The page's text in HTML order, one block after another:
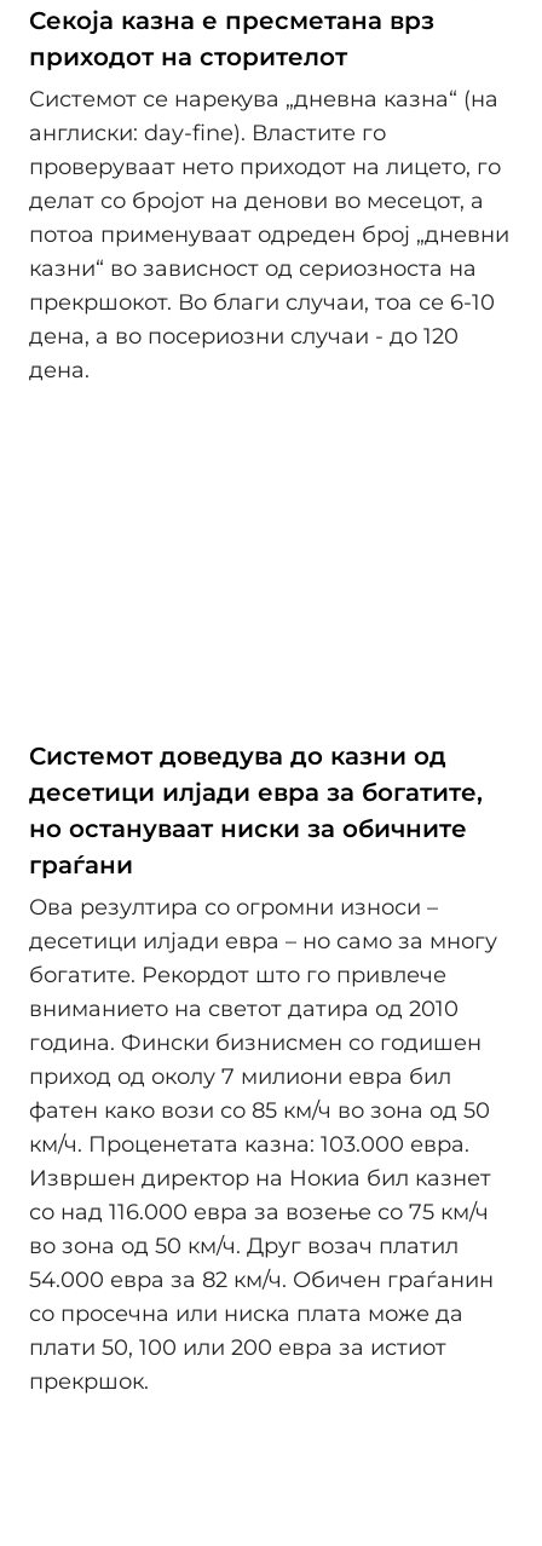
Секоја казна е пресметана врз
приходот на сторителот
Системот се нарекува „дневна казна“ (на
англиски: day-fine). Властите го
проверуваат нето приходот на лицето, го
делат со бројот на денови во месецот, а
потоа применуваат одреден број „дневни
казни“ во зависност од сериозноста на
прекршокот. Во благи случаи, тоа се 6-10
дена, а во посериозни случаи - до 120
дена.
Системот доведува до казни од
десетици илјади евра за богатите,
но остануваат ниски за обичните
граѓани
Ова резултира со огромни износи –
десетици илјади евра – но само за многу
богатите. Рекордот што го привлече
вниманието на светот датира од 2010
година. Фински бизнисмен со годишен
приход од околу 7 милиони евра бил
фатен како вози со 85 км/ч во зона од 50
км/ч. Проценетата казна: 103.000 евра.
Извршен директор на Нокиа бил казнет
со над 116.000 евра за возење со 75 км/ч
во зона од 50 км/ч. Друг возач платил
54.000 евра за 82 км/ч. Обичен граѓанин
со просечна или ниска плата може да
плати 50, 100 или 200 евра за истиот
прекршок.